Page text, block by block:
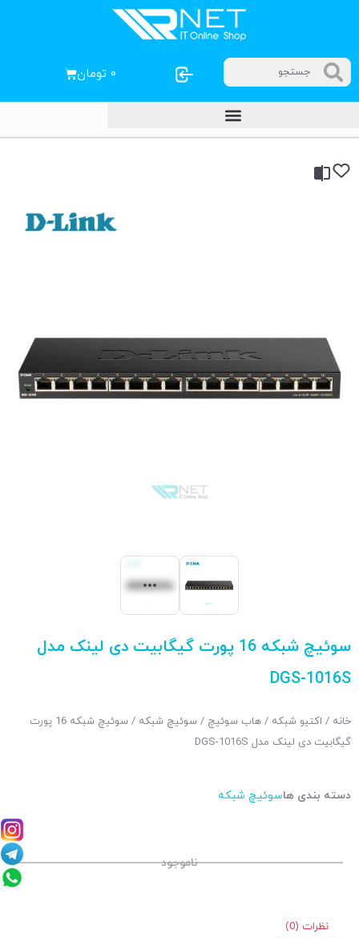
۰ تومان
سوئیچ شبکه 16 پورت گیگابیت دی لینک مدل
DGS-1016S
خانه / اکتیو شبکه / هاب سوئیچ / سوئیچ شبکه
/ سوئیچ شبکه 16 پورت
گیگابیت دی لینک مدل DGS-1016S
دسته بندی هاسوئیچ شبکه
ناموجود
نظرات (0)